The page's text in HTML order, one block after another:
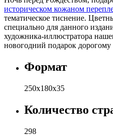
историческом кожаном
тематическое тиснение.
специально для данного
художника-иллюстратора
новогодний подарок дорогому
Формат
250х180х35
Количество
298